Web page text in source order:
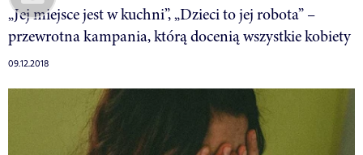
„Jej miejsce jest w kuchni”, „Dzieci to jej robota” –
przewrotna kampania, którą docenią wszystkie kobiety
09.12.2018